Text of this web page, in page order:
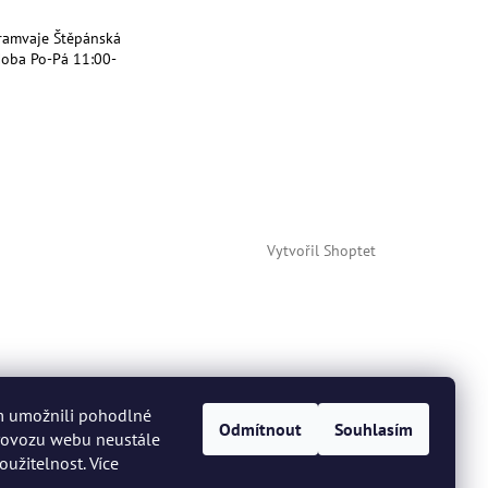
umožnili pohodlné
webu neustále
Více
Odmítnout Souhlasím
Štěpánská
Po-Pá 11:00-
Vytvořil Shoptet